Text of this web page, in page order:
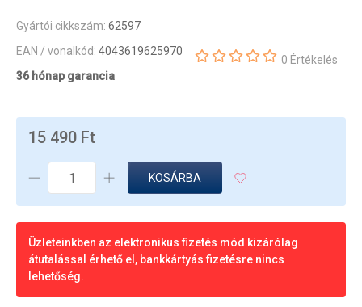
Gyártói cikkszám: 62597
EAN / vonalkód: 4043619625970
36 hónap garancia
0 Értékelés
15 490 Ft
KOSÁRBA
Üzleteinkben az elektronikus fizetés mód kizárólag
átutalással érhető el, bankkártyás fizetésre nincs
lehetőség.